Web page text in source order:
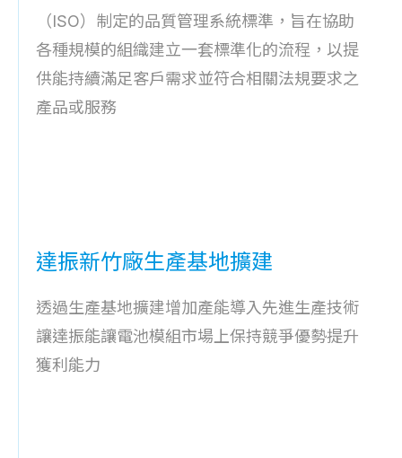
（ISO）制定的品質管理系統標準，旨在協助
各種規模的組織建立一套標準化的流程，以提
供能持續滿足客戶需求並符合相關法規要求之
產品或服務
達振新竹廠生產基地擴建
透過生產基地擴建增加產能導入先進生產技術
讓達振能讓電池模組市場上保持競爭優勢提升
獲利能力